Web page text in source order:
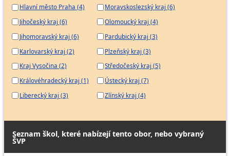
Hlavní město Praha (4)
Jihočeský kraj (6)
Jihomoravský kraj (6)
Karlovarský kraj (2)
Kraj Vysočina (2)
Královéhradecký kraj (1)
Liberecký kraj (3)
Moravskoslezský kraj (6)
Olomoucký kraj (4)
Pardubický kraj (3)
Plzeňský kraj (3)
Středočeský kraj (5)
Ústecký kraj (7)
Zlínský kraj (4)
Seznam škol, které nabízejí tento obor, nebo vybraný
ŠVP